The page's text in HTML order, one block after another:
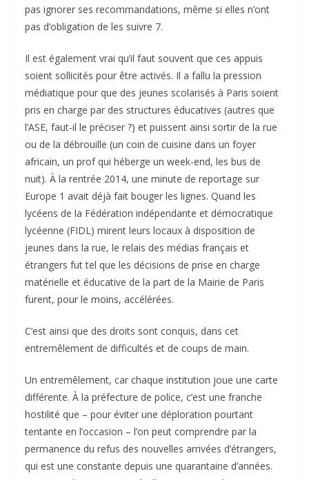
pas ignorer ses recommandations, même si elles n’ont
pas d’obligation de les suivre 7.
Il est également vrai qu’il faut souvent que ces appuis
soient sollicités pour être activés. Il a fallu la pression
médiatique pour que des jeunes scolarisés à Paris soient
pris en charge par des structures éducatives (autres que
l’ASE, faut-il le préciser ?) et puissent ainsi sortir de la rue
ou de la débrouille (un coin de cuisine dans un foyer
africain, un prof qui héberge un week-end, les bus de
nuit). À la rentrée 2014, une minute de reportage sur
Europe 1 avait déjà fait bouger les lignes. Quand les
lycéens de la Fédération indépendante et démocratique
lycéenne (FIDL) mirent leurs locaux à disposition de
jeunes dans la rue, le relais des médias français et
étrangers fut tel que les décisions de prise en charge
matérielle et éducative de la part de la Mairie de Paris
furent, pour le moins, accélérées.
C’est ainsi que des droits sont conquis, dans cet
entremêlement de difficultés et de coups de main.
Un entremêlement, car chaque institution joue une carte
différente. À la préfecture de police, c’est une franche
hostilité que – pour éviter une déploration pourtant
tentante en l’occasion – l’on peut comprendre par la
permanence du refus des nouvelles arrivées d’étrangers,
qui est une constante depuis une quarantaine d’années.